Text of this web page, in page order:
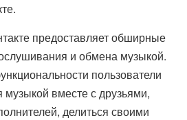
предоставляет обширные
и обмена музыкой.
пользователи
музыкой вместе с друзьями,
делиться своими